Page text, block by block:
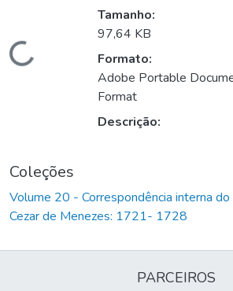
Carregando...
Tamanho:
97,64 KB
Formato:
Adobe Portable
Format
Descrição:
Coleções
Volume 20 - Correspondência interna
Cezar de Menezes: 1721- 1728
PARCEIROS